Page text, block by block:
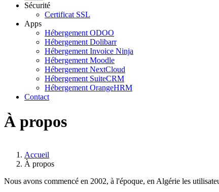
Sécurité
Certificat SSL
Apps
Hébergement ODOO
Hébergement Dolibarr
Hébergement Invoice Ninja
Hébergement Moodle
Hébergement NextCloud
Hébergement SuiteCRM
Hébergement OrangeHRM
Contact
À propos
Accueil
À propos
Nous avons commencé en 2002, à l'époque, en Algérie les